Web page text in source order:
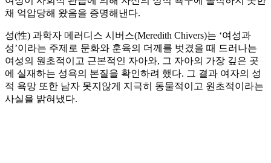
채 억압당해 왔음을 증명해낸다.
성(性) 과학자 메러디스 시버스(Meredith Chivers)는 ‘여성과
성’이라는 주제로 문화와 훈육의 더께를 벗겼을 때 드러나는
여성의 원초적이고 근본적인 자아와, 그 자아의 가장 깊은 곳
에 실재하는 성욕의 본질을 확인하려 했다. 그 결과 여자의 성
적 욕망 또한 남자 못지않게 지극히 동물적이고 원초적이라는
사실을 밝혀냈다.